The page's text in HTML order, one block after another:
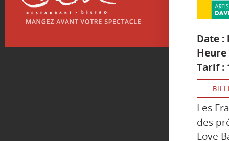
Date :
Heure
Tarif :
Les
des
Love